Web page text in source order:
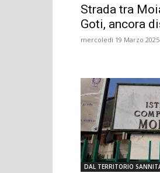
Strada tra
Goti, ancora
mercoledì 19 Marzo 2025
DAL TERRITORIO